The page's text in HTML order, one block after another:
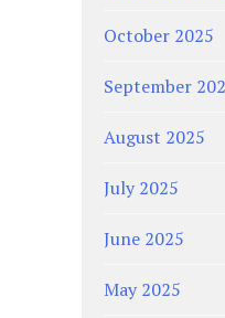
October 2025
September
August 2025
July 2025
June 2025
May 2025